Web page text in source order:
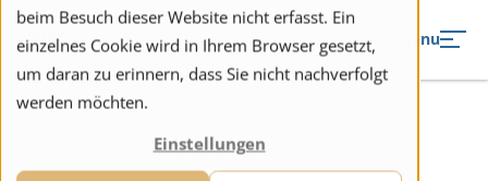
beim Besuch dieser Website nicht erfasst. Ein
einzelnes Cookie wird in Ihrem Browser gesetzt,
um daran zu erinnern, dass Sie nicht nachverfolgt
werden möchten.
Einstellungen
to navigation
to the content
Menu